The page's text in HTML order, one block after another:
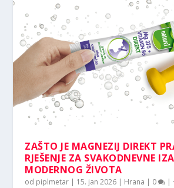
ZAŠTO JE MAGNEZIJ DIREKT
RJEŠENJE ZA SVAKODNEVNE
MODERNOG ŽIVOTA
od piplmetar | 15. jan 2026 | Hrana | 0 |